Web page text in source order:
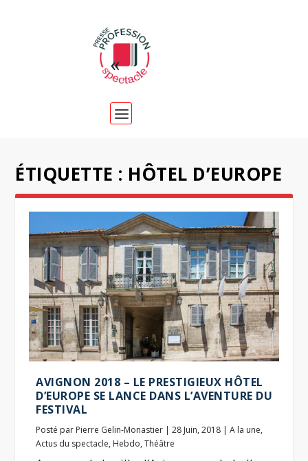
ÉTIQUETTE : HÔTEL D’EUROPE
AVIGNON 2018 – LE PRESTIGIEUX HÔTEL
D’EUROPE SE LANCE DANS L’AVENTURE DU
FESTIVAL
Posté par Pierre Gelin-Monastier |28 Juin, 2018 |A la une,
Actus du spectacle, Hebdo,Théâtre